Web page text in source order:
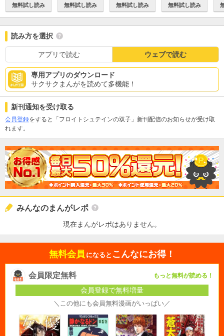
無料試し読み 無料試し読み 無料試し読み 無料試し読み
読み方を選択
アプリで読む ウェブで読む
専用アプリのダウンロード
サクサクまんがを読めて多機能！
新刊通知を受け取る
会員登録をすると「フロイトシュテインの双子」新刊配信のお知らせが受け取
れます。
みんなのまんがレポ
現在まんがレポはありません。
無料会員 になると こんなにお得！
会員限定無料 もっと無料が読める！
会員登録で無料増量
＼この他にも会員無料漫画がいっぱい／